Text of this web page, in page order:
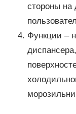
стороны на
Функции –